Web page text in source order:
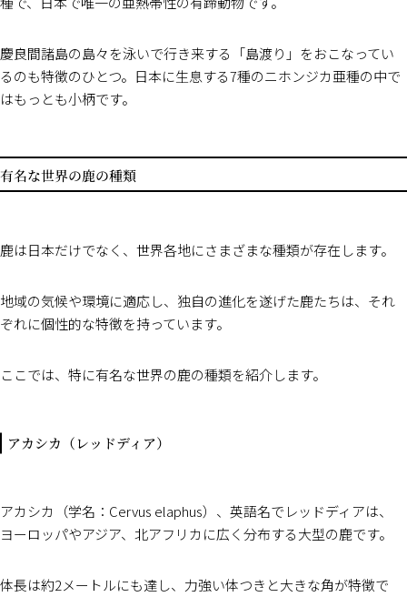
慶良間諸島の島々を泳いで行き来する「島渡り」をおこなってい
るのも特徴のひとつ。日本に生息する7種のニホンジカ亜種の中で
はもっとも小柄です。
有名な世界の鹿の種類
鹿は日本だけでなく、世界各地にさまざまな種類が存在します。
地域の気候や環境に適応し、独自の進化を遂げた鹿たちは、それ
ぞれに個性的な特徴を持っています。
ここでは、特に有名な世界の鹿の種類を紹介します。
アカシカ（レッドディア）
アカシカ（学名：Cervus elaphus）、英語名でレッドディアは、
ヨーロッパやアジア、北アフリカに広く分布する大型の鹿です。
体長は約2メートルにも達し、力強い体つきと大きな角が特徴で